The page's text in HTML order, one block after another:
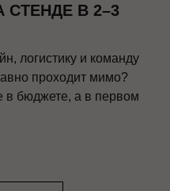
В 2–3
логистику и команду
проходит мимо?
в бюджете, а в первом